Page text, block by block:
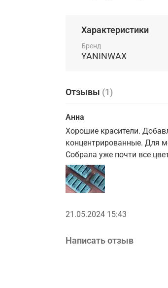
Характеристики
Бренд
YANINWAX
Отзывы (1)
Анна
Хорошие красители.
концентрированные. Для
Собрала уже почти все
21.05.2024 15:43
Написать отзыв